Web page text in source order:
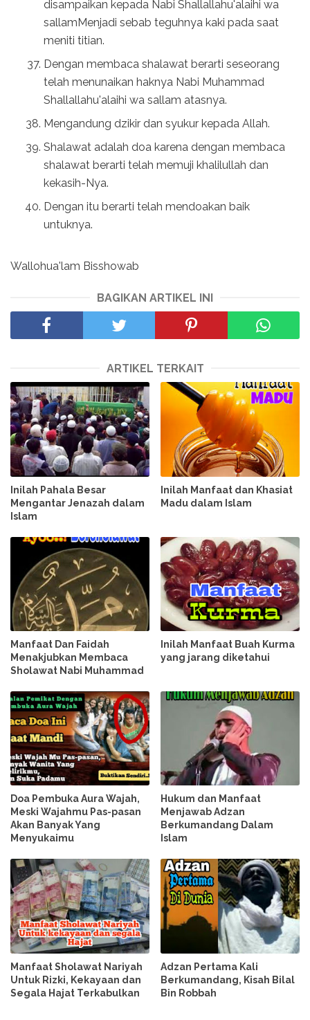
disampaikan kepada Nabi Shallallahu'alaihi wa
sallamMenjadi sebab teguhnya kaki pada saat
meniti titian.
Dengan membaca shalawat berarti seseorang
telah menunaikan haknya Nabi Muhammad
Shallallahu'alaihi wa sallam atasnya.
Mengandung dzikir dan syukur kepada Allah.
Shalawat adalah doa karena dengan membaca
shalawat berarti telah memuji khalilullah dan
kekasih-Nya.
Dengan itu berarti telah mendoakan baik
untuknya.
Wallohua'lam Bisshowab
BAGIKAN ARTIKEL INI
ARTIKEL TERKAIT
Inilah Pahala Besar
Mengantar Jenazah dalam
Islam
Inilah Manfaat dan Khasiat
Madu dalam Islam
Manfaat Dan Faidah
Menakjubkan Membaca
Sholawat Nabi Muhammad
Inilah Manfaat Buah Kurma
yang jarang diketahui
Doa Pembuka Aura Wajah,
Meski Wajahmu Pas-pasan
Akan Banyak Yang
Menyukaimu
Hukum dan Manfaat
Menjawab Adzan
Berkumandang Dalam
Islam
Manfaat Sholawat Nariyah
Untuk Rizki, Kekayaan dan
Segala Hajat Terkabulkan
Adzan Pertama Kali
Berkumandang, Kisah Bilal
Bin Robbah